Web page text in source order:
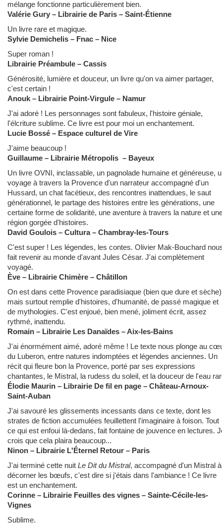
mélange fonctionne particulièrement bien.
Valérie Gury – Librairie de Paris – Saint-Étienne
Un livre rare et magique.
Sylvie Demichelis – Fnac – Nice
Super roman !
Librairie Préambule – Cassis
Générosité, lumière et douceur, un livre qu'on va aimer partager,
c'est certain !
Anouk – Librairie Point-Virgule – Namur
J'ai adoré ! Les personnages sont fabuleux, l'histoire géniale,
l'élcriture sublime. Ce livre est pour moi un enchantement.
Lucie Bossé – Espace culturel de Vire
J'aime beaucoup !
Guillaume – Librairie Métropolis – Bayeux
Un livre OVNI, inclassable, un pagnolade humaine et généreuse,
voyage à travers la Provence d'un narrateur accompagné d'un
Hussard, un chat facétieux, des rencontres inattendues, le saut
générationnel, le partage des histoires entre les générations, une
certaine forme de solidarité, une aventure à travers la nature et
région gorgée d'histoires.
David Goulois – Cultura – Chambray-les-Tours
C'est super ! Les légendes, les contes. Olivier Mak-Bouchard
fait revenir au monde d'avant Jules César. J'ai complètement
voyagé.
Ève – Librairie Chimère – Châtillon
On est dans cette Provence paradisiaque (bien que dure et
mais surtout remplie d'histoires, d'humanité, de passé magique et
de mythologies. C'est enjoué, bien mené, joliment écrit, assez
rythmé, inattendu.
Romain – Librairie Les Danaïdes – Aix-les-Bains
J'ai énormément aimé, adoré même ! Le texte nous plonge au
du Luberon, entre natures indomptées et légendes anciennes. Un
récit qui fleure bon la Provence, porté par ses expressions
chantantes, le Mistral, la rudess du soleil, et la douceur de l'eau
Élodie Maurin – Librairie De fil en page – Château-Arnoux-
Saint-Auban
J'ai savouré les glissements incessants dans ce texte, dont les
strates de fiction accumulées feuillettent l'imaginaire à foison. Tout
ce qui est enfoui là-dedans, fait fontaine de jouvence en lectures.
crois que cela plaira beaucoup...
Ninon – Librairie L'Éternel Retour – Paris
J'ai terminé cette nuit Le Dit du Mistral, accompagné d'un Mistral à
décorner les bœufs, c'est dire si j'étais dans l'ambiance ! Ce livre
est un enchantement.
Corinne – Librairie Feuilles des vignes – Sainte-Cécile-les-
Vignes
Sublime.